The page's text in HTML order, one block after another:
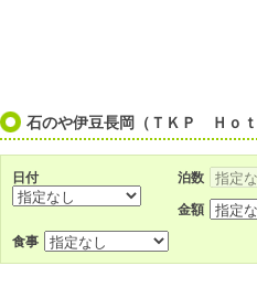
石のや伊豆長岡（ＴＫＰ Ｈｏ
日付 泊数
金額
食事